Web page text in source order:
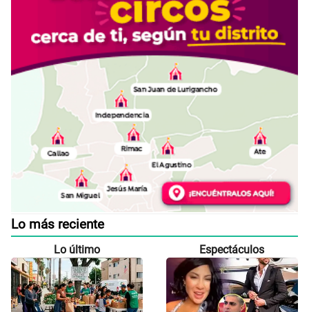
Lo más reciente
Lo último Espectáculos